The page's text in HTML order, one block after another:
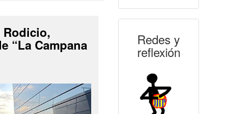
Rodicio,
“La Campana Redes y
reflexión